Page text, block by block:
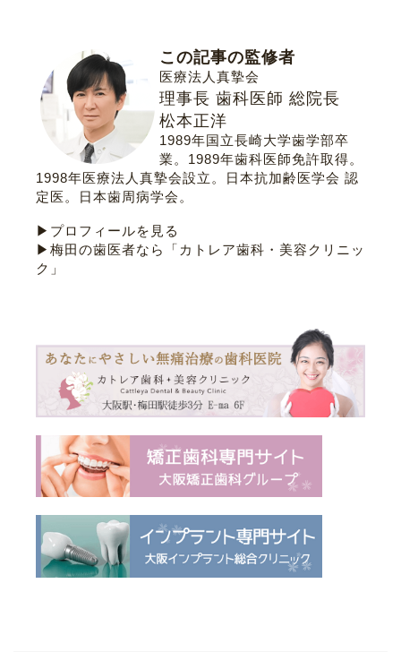
この記事の監修者
医療法人真摯会
理事長 歯科医師 総院長
松本正洋
1989年国立長崎大学歯学部卒
業。1989年歯科医師免許取得。
1998年医療法人真摯会設立。
日本抗加齢医学会 認
定医。 日本歯周病学会。
▶プロフィールを見る
▶梅田の歯医者なら「カトレア歯科・美容クリニッ
ク」